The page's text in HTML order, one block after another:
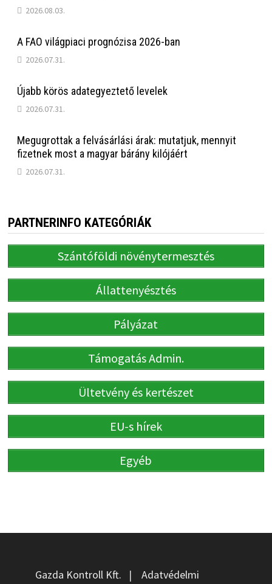
2026.08.03.
A FAO világpiaci prognózisa 2026-ban
2026.07.31.
Újabb körös adategyeztető levelek
2026.07.31.
Megugrottak a felvásárlási árak: mutatjuk, mennyit
fizetnek most a magyar bárány kilójáért
2026.07.31.
PARTNERINFO KATEGÓRIÁK
Szántóföldi növénytermesztés
Állattenyésztés
Pályázat
Támogatás Admin.
Ültetvény és kertészet
EU-s hírek
Egyéb
Gazda Kontroll Kft. | Adatvédelmi